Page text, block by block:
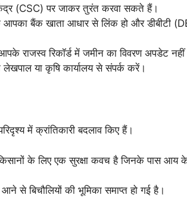
(CSC) पर जाकर तुरंत करवा सकते हैं।
बैंक खाता आधार से लिंक हो और डीबीटी
राजस्व रिकॉर्ड में जमीन का विवरण अपडेट नहीं
या कृषि कार्यालय से संपर्क करें।
में क्रांतिकारी बदलाव किए हैं।
के लिए एक सुरक्षा कवच है जिनके पास आय
आने से बिचौलियों की भूमिका समाप्त हो गई है।